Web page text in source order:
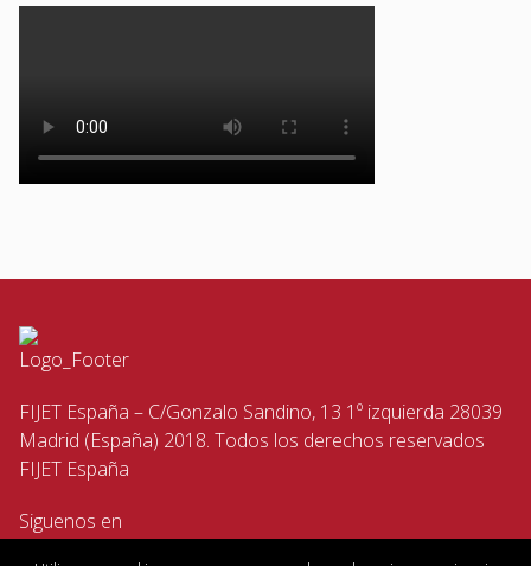
FIJET España – C/Gonzalo Sandino, 13 1º izquierda 28039
Madrid (España) 2018. Todos los derechos reservados
FIJET España
Siguenos en